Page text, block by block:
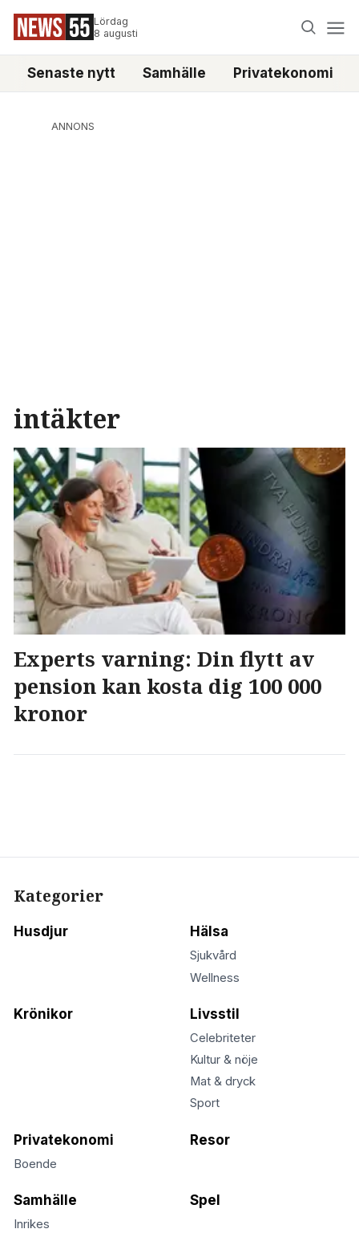
Lördag
8 augusti
Senaste nytt Samhälle Privatekonomi
ANNONS
intäkter
Experts varning: Din flytt av
pension kan kosta dig 100 000
kronor
Kategorier
Husdjur Hälsa
Sjukvård
Wellness
Krönikor Livsstil
Celebriteter
Kultur & nöje
Mat & dryck
Sport
Privatekonomi
Boende
Resor
Samhälle
Inrikes
Spel